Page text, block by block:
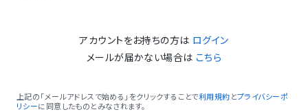
アカウントをお持ちの方は ログイン
メールが届かない場合は こちら
上記の「メールアドレスで始める」をクリックすることで利用規約 とプライバシーポ
リシーに同意したものとみなされます。